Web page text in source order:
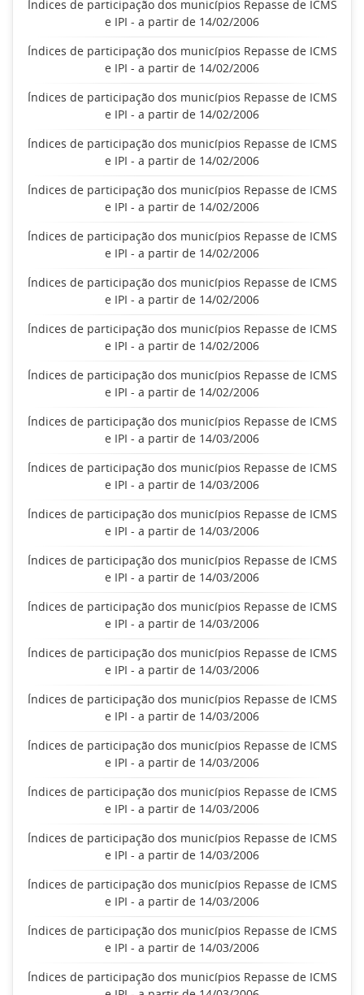
Índices de participação dos municípios Repasse de ICMS
e IPI - a partir de 14/02/2006
Índices de participação dos municípios Repasse de ICMS
e IPI - a partir de 14/02/2006
Índices de participação dos municípios Repasse de ICMS
e IPI - a partir de 14/02/2006
Índices de participação dos municípios Repasse de ICMS
e IPI - a partir de 14/02/2006
Índices de participação dos municípios Repasse de ICMS
e IPI - a partir de 14/02/2006
Índices de participação dos municípios Repasse de ICMS
e IPI - a partir de 14/02/2006
Índices de participação dos municípios Repasse de ICMS
e IPI - a partir de 14/02/2006
Índices de participação dos municípios Repasse de ICMS
e IPI - a partir de 14/02/2006
Índices de participação dos municípios Repasse de ICMS
e IPI - a partir de 14/02/2006
Índices de participação dos municípios Repasse de ICMS
e IPI - a partir de 14/03/2006
Índices de participação dos municípios Repasse de ICMS
e IPI - a partir de 14/03/2006
Índices de participação dos municípios Repasse de ICMS
e IPI - a partir de 14/03/2006
Índices de participação dos municípios Repasse de ICMS
e IPI - a partir de 14/03/2006
Índices de participação dos municípios Repasse de ICMS
e IPI - a partir de 14/03/2006
Índices de participação dos municípios Repasse de ICMS
e IPI - a partir de 14/03/2006
Índices de participação dos municípios Repasse de ICMS
e IPI - a partir de 14/03/2006
Índices de participação dos municípios Repasse de ICMS
e IPI - a partir de 14/03/2006
Índices de participação dos municípios Repasse de ICMS
e IPI - a partir de 14/03/2006
Índices de participação dos municípios Repasse de ICMS
e IPI - a partir de 14/03/2006
Índices de participação dos municípios Repasse de ICMS
e IPI - a partir de 14/03/2006
Índices de participação dos municípios Repasse de ICMS
e IPI - a partir de 14/03/2006
Índices de participação dos municípios Repasse de ICMS